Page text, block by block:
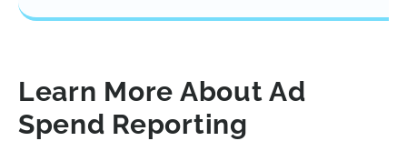
Learn More About Ad
Spend Reporting